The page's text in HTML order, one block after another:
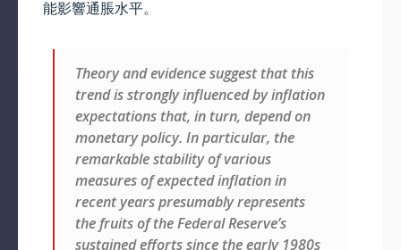
能影響通脹水平。
Theory and evidence suggest that this
trend is strongly influenced by inflation
expectations that, in turn, depend on
monetary policy. In particular, the
remarkable stability of various
measures of expected inflation in
recent years presumably represents
the fruits of the Federal Reserve’s
sustained efforts since the early 1980s